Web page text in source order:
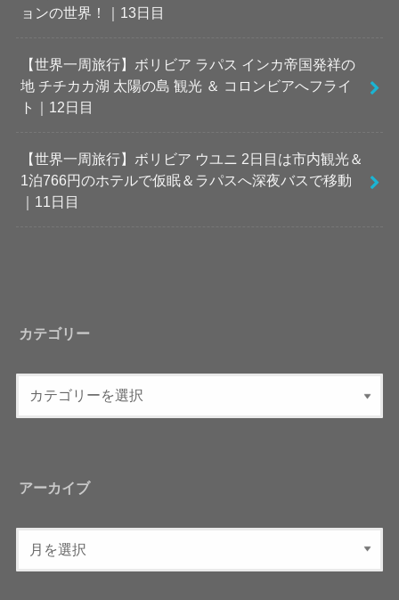
ョンの世界！｜13日目
【世界一周旅行】ボリビア ラパス インカ帝国発祥の
地 チチカカ湖 太陽の島 観光 ＆ コロンビアへフライ
ト｜12日目
【世界一周旅行】ボリビア ウユニ 2日目は市内観光＆
1泊766円のホテルで仮眠＆ラパスへ深夜バスで移動
｜11日目
カテゴリー
アーカイブ